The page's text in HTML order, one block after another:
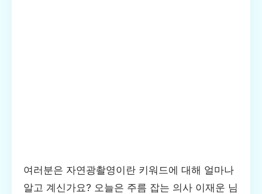
여러분은 자연광촬영이란 키워드에 대해 얼마나
알고 계신가요? 오늘은 주름 잡는 의사 이재운 님